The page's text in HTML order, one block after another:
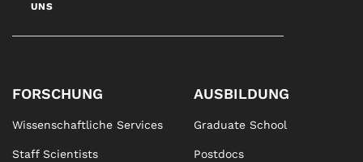
UNS
FORSCHUNG
Wissenschaftliche Services
Staff Scientists
AUSBILDUNG
Graduate School
Postdocs